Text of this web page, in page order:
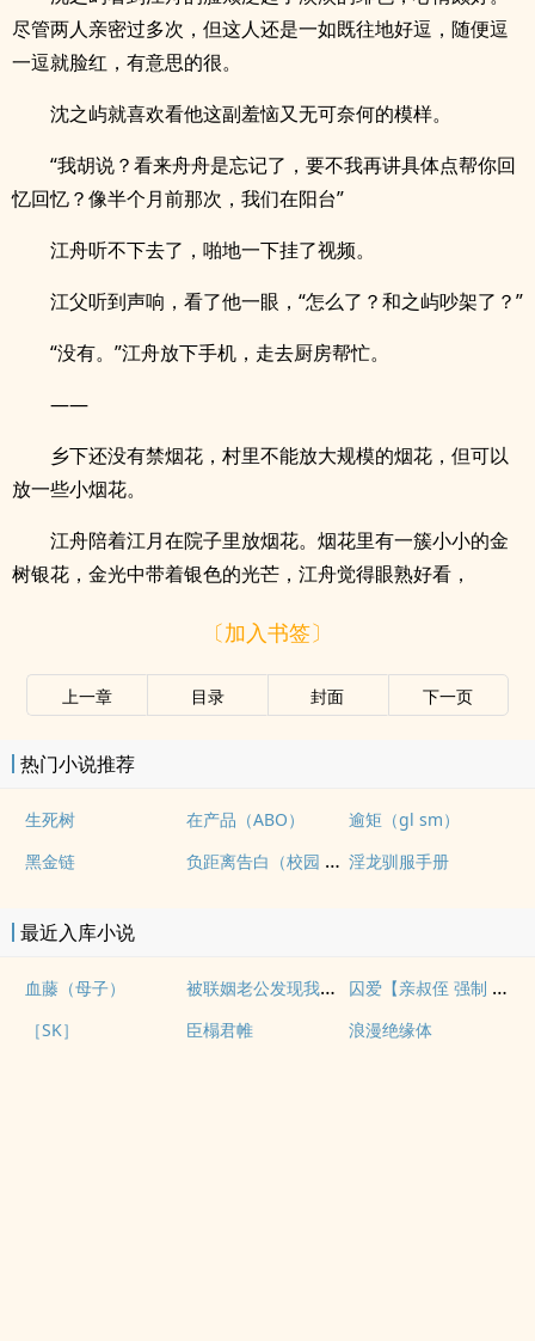
尽管两人亲密过多次，但这人还是一如既往地好逗，随便逗
一逗就脸红，有意思的很。
沈之屿就喜欢看他这副羞恼又无可奈何的模样。
“我胡说？看来舟舟是忘记了，要不我再讲具体点帮你回
忆回忆？像半个月前那次，我们在阳台”
江舟听不下去了，啪地一下挂了视频。
江父听到声响，看了他一眼，“怎么了？和之屿吵架了？”
“没有。”江舟放下手机，走去厨房帮忙。
——
乡下还没有禁烟花，村里不能放大规模的烟花，但可以
放一些小烟花。
江舟陪着江月在院子里放烟花。烟花里有一簇小小的金
树银花，金光中带着银色的光芒，江舟觉得眼熟好看，
〔加入书签〕
上一章 目录 封面 下一页
热门小说推荐
生死树 在产品（ABO）
逾矩（gl sm）
黑金链
负距离告白（校园 h） 淫龙驯服手册
最近入库小说
血藤（母子） 被联姻老公发现我写po文后 囚爱【亲叔侄 强制 1v1 H】
［SK］ 臣榻君帷 浪漫绝缘体